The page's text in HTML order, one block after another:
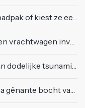
ze eerder voor een bikini?
invoegen
tsunami uit 2004
180 graden bij verkeerslicht